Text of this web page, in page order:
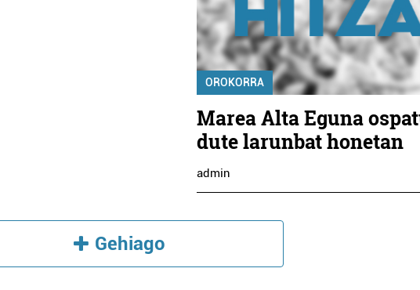
OROKORRA
Marea Alta Eguna
dute larunbat honetan
admin
Gehiago